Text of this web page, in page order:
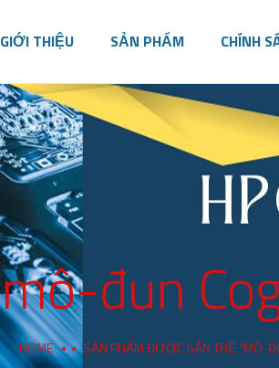
GIỚI THIỆU SẢN PHẨM CHÍNH
mô-đun
HOME SẢN PHẨM ĐƯỢC GẮN THẺ “MÔ-